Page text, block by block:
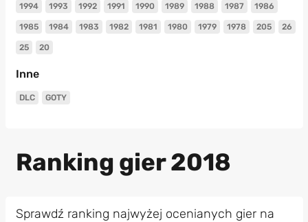
1994 1993 1992 1991 1990 1989 1988 1987 1986
1985 1984 1983 1982 1981 1980 1979 1978 205 26
25 20
Inne
DLC GOTY
Ranking gier 2018
Sprawdź ranking najwyżej ocenianych gier na